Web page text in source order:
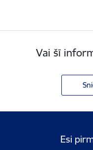
Vai šī
Esi